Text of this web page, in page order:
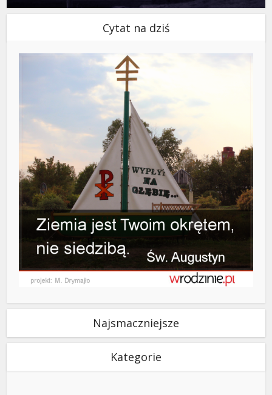
Cytat na dziś
Najsmaczniejsze
Kategorie